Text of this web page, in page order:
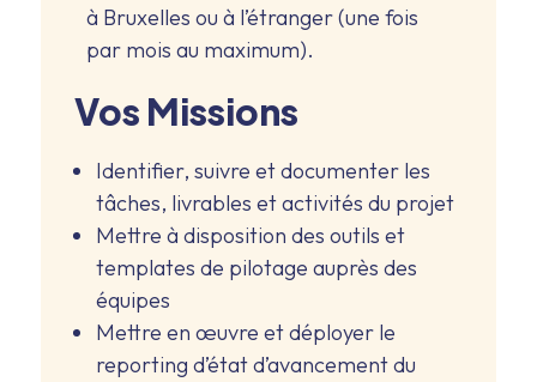
à Bruxelles ou à l’étranger (une fois
par mois au maximum).
Vos Missions
Identifier, suivre et documenter les
tâches, livrables et activités du projet
Mettre à disposition des outils et
templates de pilotage auprès des
équipes
Mettre en œuvre et déployer le
reporting d’état d’avancement du